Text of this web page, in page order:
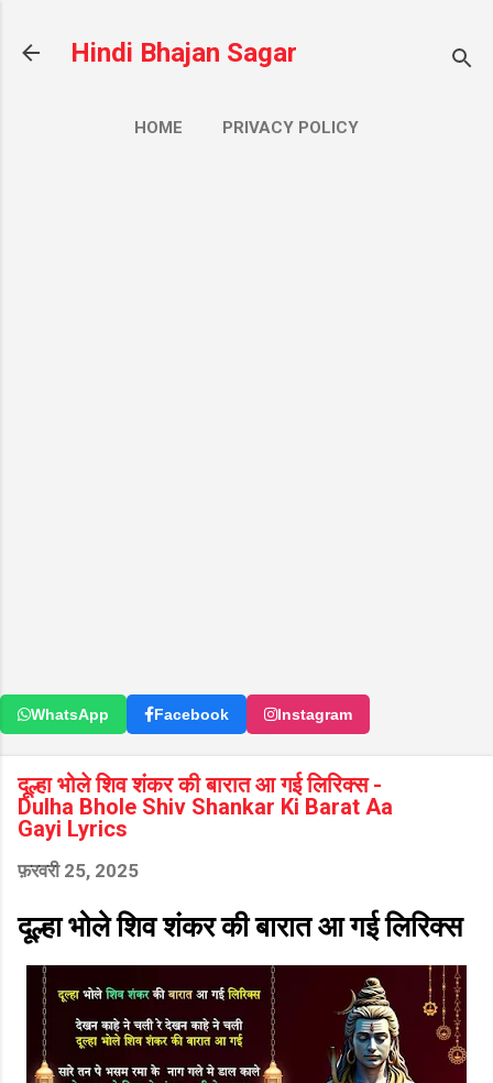
Hindi Bhajan Sagar
HOME PRIVACY POLICY
WhatsApp Facebook Instagram
दूल्हा भोले शिव शंकर की बारात आ गई लिरिक्स -
Dulha Bhole Shiv Shankar Ki Barat Aa
Gayi Lyrics
फ़रवरी 25, 2025
दूल्हा भोले शिव शंकर की बारात आ गई लिरिक्स